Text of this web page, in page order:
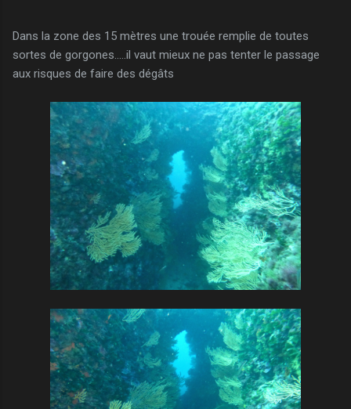
Dans la zone des 15 mètres une trouée remplie de toutes
sortes de gorgones.....il vaut mieux ne pas tenter le passage
aux risques de faire des dégâts